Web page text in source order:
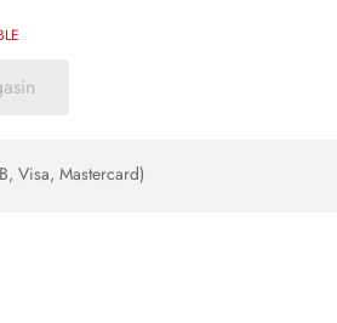
Visa, Mastercard)